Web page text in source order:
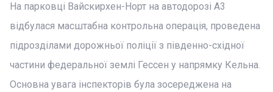
На парковці Вайскирхен-Норт на автодорозі A3
відбулася масштабна контрольна операція, проведена
підрозділами дорожньої поліції з південно-східної
частини федеральної землі Гессен у напрямку Кельна.
Основна увага інспекторів була зосереджена на